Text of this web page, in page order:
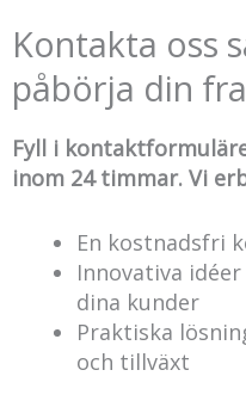
Kontakta oss
påbörja din
Fyll i
inom 24 timmar. Vi
En kostnadsfri
Innovativa
dina kunder
Praktiska
och tillväxt